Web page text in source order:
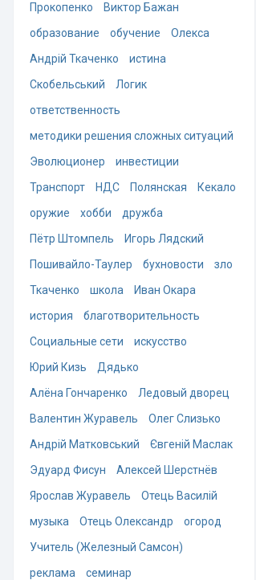
Прокопенко
Виктор Бажан
образование
обучение
Олекса
Андрій Ткаченко
истина
Скобельський
Логик
ответственность
методики решения сложных ситуаций
Эволюционер
инвестиции
Транспорт
НДС Полянская
Кекало
оружие
хобби
дружба
Пётр Штомпель
Игорь Лядский
Пошивайло-Таулер
бухновости
зло
Ткаченко
школа
Иван Окара
история
благотворительность
Социальные сети
искусство
Юрий Кизь
Дядько
Алёна Гончаренко
Ледовый дворец
Валентин Журавель
Олег Слизько
Андрій Матковський
Євгеній Маслак
Эдуард Фисун
Алексей Шерстнёв
Ярослав Журавель
Отець Василій
музыка
Отець Олександр
огород
Учитель (Железный Самсон)
реклама
семинар